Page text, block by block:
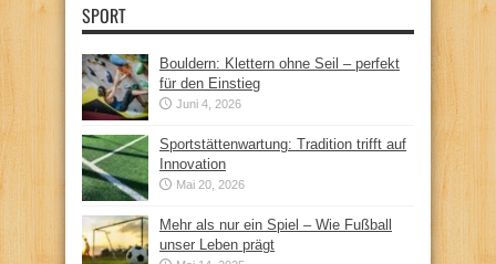
SPORT
Bouldern: Klettern ohne Seil – perfekt
für den Einstieg
Juni 4, 2026
Sportstättenwartung: Tradition trifft auf
Innovation
Mai 20, 2026
Mehr als nur ein Spiel – Wie Fußball
unser Leben prägt